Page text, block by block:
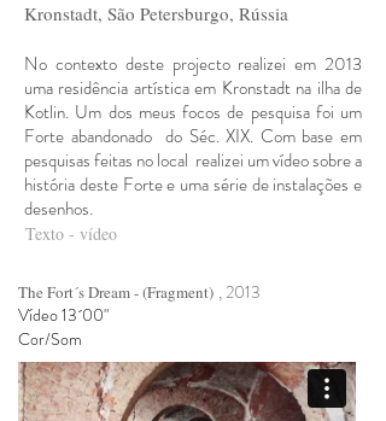
Kronstadt, São Petersburgo, Rússia
No contexto deste projecto realizei em 2013
uma residência artística em Kronstadt na ilha de
Kotlin. Um dos meus focos de pesquisa foi um
Forte abandonado do Séc. XIX. Com base em
pesquisas feitas no local realizei um vídeo sobre a
história deste Forte e uma série de instalações e
desenhos.
Texto - vídeo
The Fort´s Dream - (Fragment) , 2013
Vídeo 13´00"
Cor/Som